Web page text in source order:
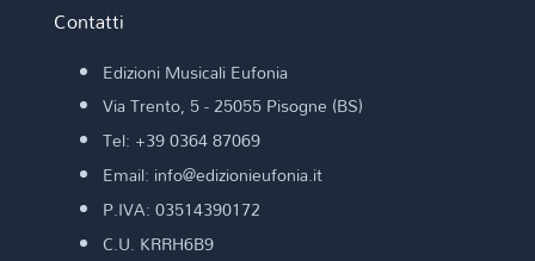
Contatti
Edizioni Musicali Eufonia
Via Trento, 5 - 25055 Pisogne (BS)
Tel: +39 0364 87069
Email: info@edizionieufonia.it
P.IVA: 03514390172
C.U. KRRH6B9